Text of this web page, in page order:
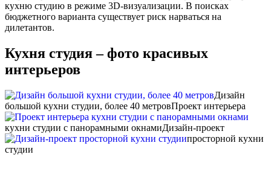
кухню студию в режиме 3D-визуализации. В поисках
бюджетного варианта существует риск нарваться на
дилетантов.
Кухня студия – фото красивых
интерьеров
Дизайн
большой кухни студии, более 40 метровПроект интерьера
кухни студии с панорамными окнамиДизайн-проект
просторной кухни
студии